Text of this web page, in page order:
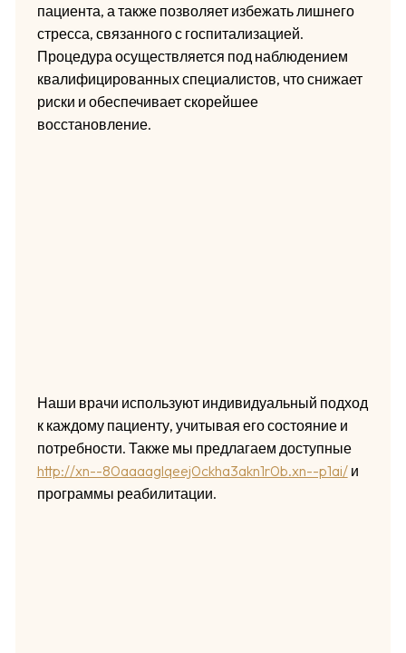
пациента, а также позволяет избежать лишнего
стресса, связанного с госпитализацией.
Процедура осуществляется под наблюдением
квалифицированных специалистов, что снижает
риски и обеспечивает скорейшее
восстановление.
Наши врачи используют индивидуальный подход
к каждому пациенту, учитывая его состояние и
потребности. Также мы предлагаем доступные
http://xn--80aaaaglqeej0ckha3akn1r0b.xn--p1ai/и
программы реабилитации.